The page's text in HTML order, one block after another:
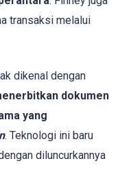
transaksi melalui
dikenal dengan
dokumen
yang
. Teknologi ini baru
diluncurkannya